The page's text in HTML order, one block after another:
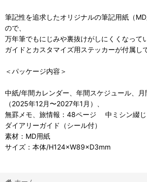
筆記性を追求したオリジナルの筆記用紙（
ので、
万年筆でもにじみや裏抜けがしにくくなって
ガイドとカスタマイズ用ステッカーが付属し
＜パッケージ内容＞
中紙/年間カレンダー、年間スケジュール、
（2025年12月〜2027年1月）、
無罫メモ、旅情報：48ページ 中ミシン綴じ
ダイアリーガイド（シール付）
素材：MD用紙
サイズ：本体/H124×W89×D3mm